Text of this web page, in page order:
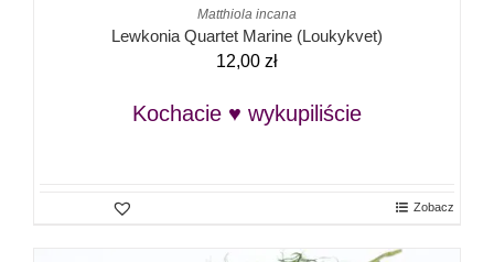
Matthiola incana
Lewkonia Quartet Marine (Loukykvet)
12,00 zł
Kochacie ♥ wykupiliście
Zobacz